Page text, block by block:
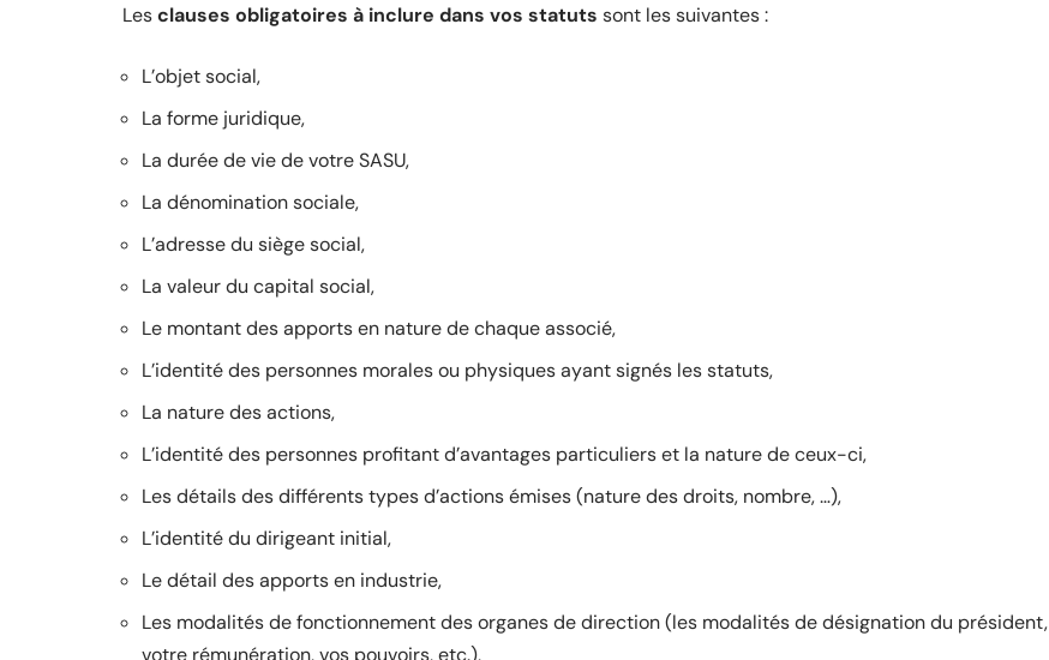
Lesclauses obligatoires à inclure dans vos statuts sont les suivantes :
L’objet social,
La forme juridique,
La durée de vie de votre SASU,
La dénomination sociale,
L’adresse du siège social,
La valeur du capital social,
Le montant des apports en nature de chaque associé,
L’identité des personnes morales ou physiques ayant signés les statuts,
La nature des actions,
L’identité des personnes profitant d’avantages particuliers et la nature de ceux-ci,
Les détails des différents types d’actions émises (nature des droits, nombre, …),
L’identité du dirigeant initial,
Le détail des apports en industrie,
Les modalités de fonctionnement des organes de direction (les modalités de désignation du président,
votre rémunération, vos pouvoirs, etc.),